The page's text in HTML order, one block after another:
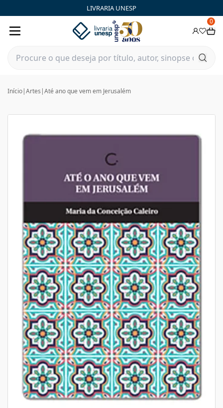
LIVRARIA UNESP
0
Início|Artes |Até ano que vem em Jerusalém